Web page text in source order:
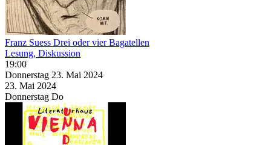
Franz Suess Drei oder vier Bagatellen
Lesung, Diskussion
19:00
Donnerstag 23. Mai 2024
23. Mai 2024
Donnerstag Do